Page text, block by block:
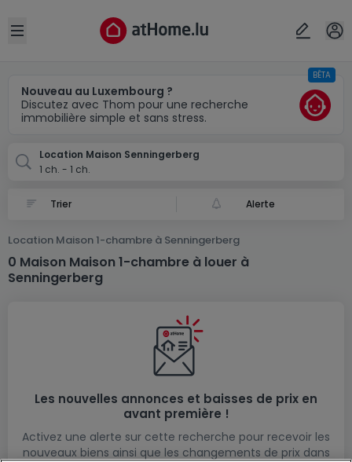
Open sidebar
Nouveau au Luxembourg ?
Discutez avec Thom pour une recherche
immobilière simple et sans stress.
BÊTA
Location Maison Senningerberg
1 ch. - 1 ch.
Alerte
Location Maison 1-chambre à Senningerberg
0 Maison Maison 1-chambre à louer à
Senningerberg
Les nouvelles annonces et baisses de prix en
avant première !
Activez une alerte sur cette recherche pour recevoir les
nouveaux biens ainsi que les changements de prix dans
Localité(s)
Annuler OK